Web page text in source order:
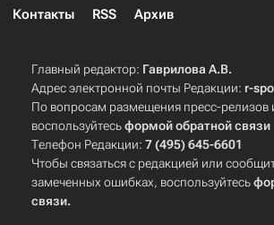
Контакты RSS Архив
Главный редактор: Гаврилова А.В.
Адрес электронной почты Редакции: r-
По вопросам размещения пресс-релизов
воспользуйтесьформой обратной связи
Телефон Редакции:7 (495) 645-6601
Чтобы связаться с редакцией или
замеченных ошибках, воспользуйтесь
связи.